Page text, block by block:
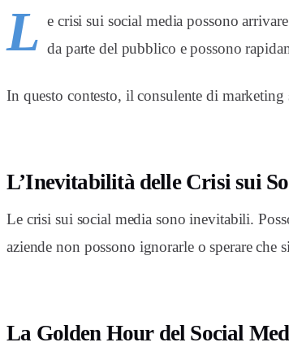
L e crisi sui social media possono
da parte del pubblico e possono
In questo contesto, il consulente di marketing
L’Inevitabilità delle Crisi sui
Le crisi sui social media sono inevitabili.
aziende non possono ignorarle o sperare che
La Golden Hour del Social